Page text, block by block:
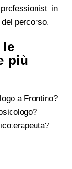
in
percorso.
le
più
a Frontino?